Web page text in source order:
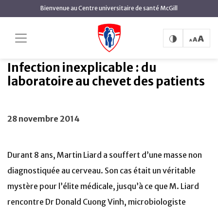
principal
Bienvenue au Centre universitaire de santé McGill
Infection inexplicable : du
laboratoire au chevet des patients
Infection inexplicable : du
laboratoire au chevet des patients
28 novembre 2014
Durant 8 ans, Martin Liard a souffert d’une masse non
diagnostiquée au cerveau. Son cas était un véritable
mystère pour l’élite médicale, jusqu’à ce que M. Liard
rencontre Dr Donald Cuong Vinh, microbiologiste